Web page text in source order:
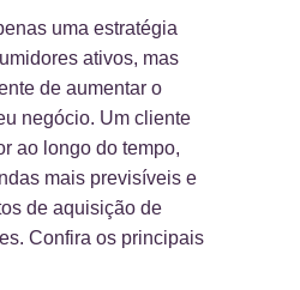
uma estratégia
ativos, mas
de aumentar o
negócio. Um cliente
ao longo do tempo,
mais previsíveis e
de aquisição de
Confira os principais